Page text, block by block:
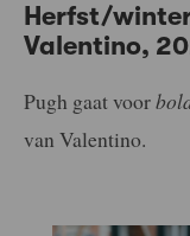
Herfst/
Valentino,
Pugh gaat voor
van Valentino.